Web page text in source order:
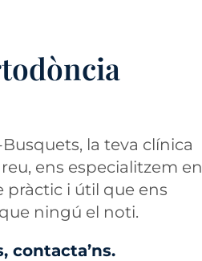
la teva clínica
ens especialitzem en
i útil que ens
ningú el noti.
contacta’ns.